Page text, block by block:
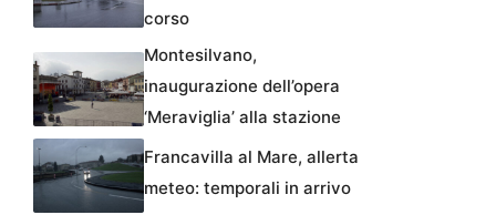
corso
Montesilvano,
inaugurazione dell’opera
‘Meraviglia’ alla stazione
Francavilla al Mare, allerta
meteo: temporali in arrivo